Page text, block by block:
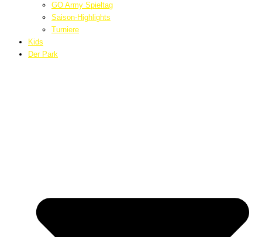
GO Army Spieltag
Saison-Highlights
Turniere
Kids
Der Park